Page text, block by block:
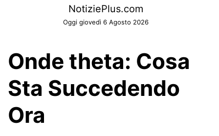
NotiziePlus.com
Oggi giovedì 6 Agosto 2026
Onde theta: Cosa
Sta Succedendo
Ora